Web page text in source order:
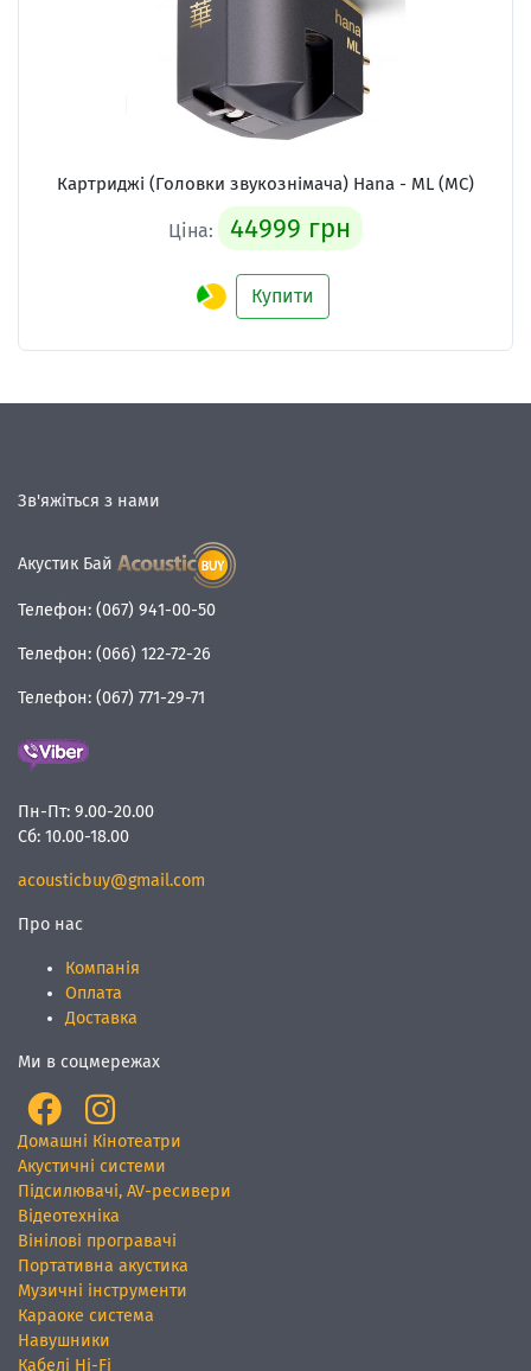
Картриджі (Головки звукознімача) Hana - ML (MC)
Ціна: 44999 грн
Купити
Зв'яжіться з нами
Акустик Бай
Телефон: (067) 941-00-50
Телефон: (066) 122-72-26
Телефон: (067) 771-29-71
Пн-Пт: 9.00-20.00
Сб: 10.00-18.00
acousticbuy@gmail.com
Про нас
Компанія
Оплата
Доставка
Ми в соцмережах
Домашні Кінотеатри
Акустичні системи
Підсилювачі, AV-ресивери
Відеотехніка
Вінілові програвачі
Портативна акустика
Музичні інструменти
Караоке система
Навушники
Кабелі Hi-Fi